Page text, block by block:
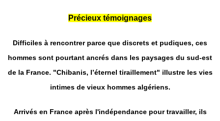
Précieux témoignages
Difficiles à rencontrer parce que discrets et pudiques, ces
hommes sont pourtant ancrés dans les paysages du sud-est
de la France. "Chibanis, l’éternel tiraillement" illustre les vies
intimes de vieux hommes algériens.
Arrivés en France après l'indépendance pour travailler, ils